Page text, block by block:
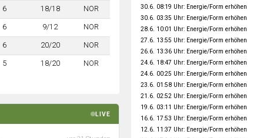
6 18/18 NOR
6 9/12 NOR
6 20/20 NOR
5 18/20 NOR
LIVE
30.6. 08:19 Uhr: Energie/Form erhöhen
30.6. 03:35 Uhr: Energie/Form erhöhen
28.6. 10:01 Uhr: Energie/Form erhöhen
27.6. 13:55 Uhr: Energie/Form erhöhen
26.6. 13:36 Uhr: Energie/Form erhöhen
24.6. 18:47 Uhr: Energie/Form erhöhen
24.6. 00:25 Uhr: Energie/Form erhöhen
23.6. 01:58 Uhr: Energie/Form erhöhen
21.6. 02:52 Uhr: Energie/Form erhöhen
19.6. 03:11 Uhr: Energie/Form erhöhen
16.6. 17:53 Uhr: Energie/Form erhöhen
12.6. 11:37 Uhr: Energie/Form erhöhen